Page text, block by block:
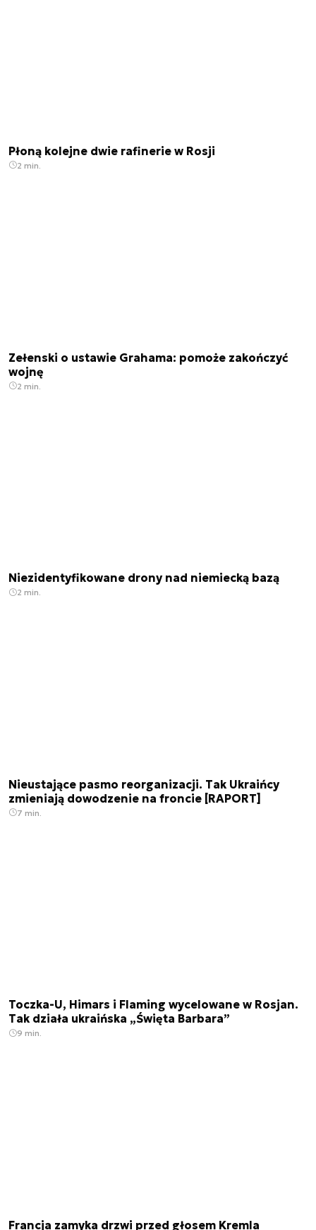
Płoną kolejne dwie rafinerie w Rosji
2 min.
Zełenski o ustawie Grahama: pomoże zakończyć
wojnę
2 min.
Niezidentyfikowane drony nad niemiecką bazą
2 min.
Nieustające pasmo reorganizacji. Tak Ukraińcy
zmieniają dowodzenie na froncie [RAPORT]
7 min.
Toczka-U, Himars i Flaming wycelowane w Rosjan.
Tak działa ukraińska „Święta Barbara”
9 min.
Francja zamyka drzwi przed głosem Kremla